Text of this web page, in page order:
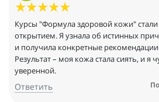
Курсы "Формула здоровой кожи"
открытием. Я узнала об истинных
и получила конкретные
Результат – моя кожа стала сиять, и я
уверенной.
Ответить